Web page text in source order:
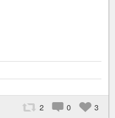
2 0 3